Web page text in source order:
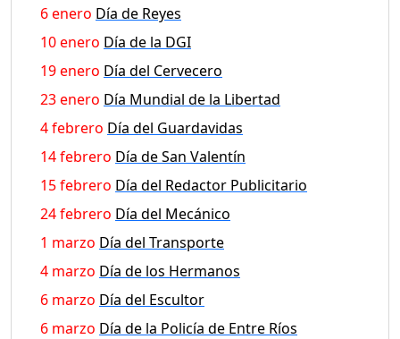
6 enero Día de Reyes
10 enero Día de la DGI
19 enero Día del Cervecero
23 enero Día Mundial de la Libertad
4 febrero Día del Guardavidas
14 febrero Día de San Valentín
15 febrero Día del Redactor Publicitario
24 febrero Día del Mecánico
1 marzo Día del Transporte
4 marzo Día de los Hermanos
6 marzo Día del Escultor
6 marzo Día de la Policía de Entre Ríos